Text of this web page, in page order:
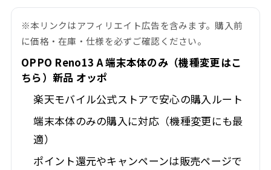
※本リンクはアフィリエイト広告を含みます。購入前
に価格・在庫・仕様を必ずご確認ください。
OPPO Reno13 A 端末本体のみ（機種変更はこ
ちら）新品 オッポ
楽天モバイル公式ストアで安心の購入ルート
端末本体のみの購入に対応（機種変更にも最
適）
ポイント還元やキャンペーンは販売ページで